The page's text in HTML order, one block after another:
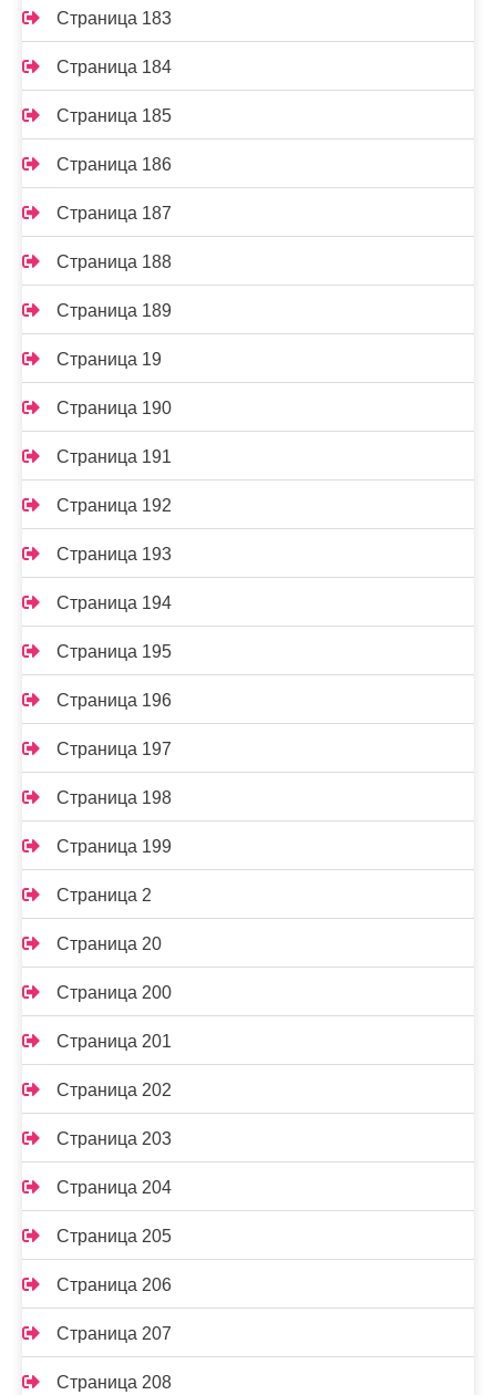
Страница 183
Страница 184
Страница 185
Страница 186
Страница 187
Страница 188
Страница 189
Страница 19
Страница 190
Страница 191
Страница 192
Страница 193
Страница 194
Страница 195
Страница 196
Страница 197
Страница 198
Страница 199
Страница 2
Страница 20
Страница 200
Страница 201
Страница 202
Страница 203
Страница 204
Страница 205
Страница 206
Страница 207
Страница 208